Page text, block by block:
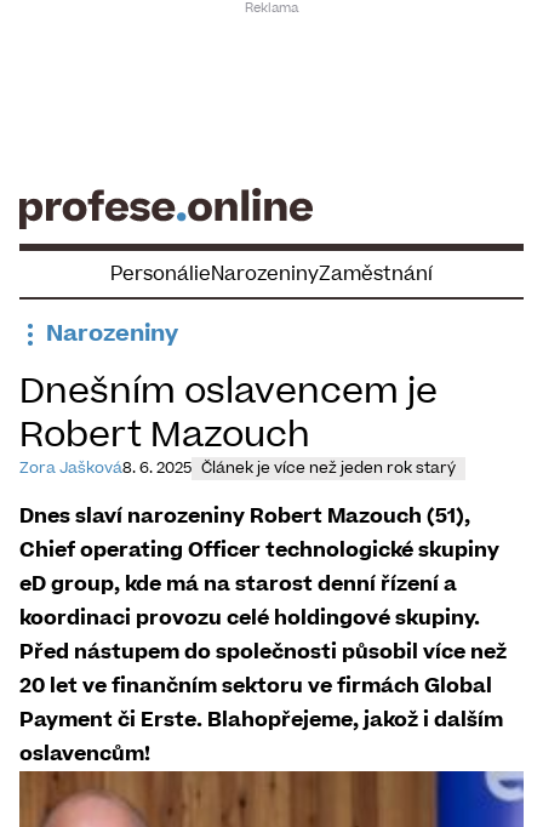
PersonálieNarozeninyZaměstnání
Narozeniny
Dnešním oslavencem je
Robert Mazouch
Zora Jašková8. 6. 2025 Článek je více než jeden rok starý
Dnes slaví narozeniny Robert Mazouch (51),
Chief operating Officer technologické skupiny
eD group, kde má na starost denní řízení a
koordinaci provozu celé holdingové skupiny.
Před nástupem do společnosti působil více než
20 let ve finančním sektoru ve firmách Global
Payment či Erste. Blahopřejeme, jakož i dalším
oslavencům!